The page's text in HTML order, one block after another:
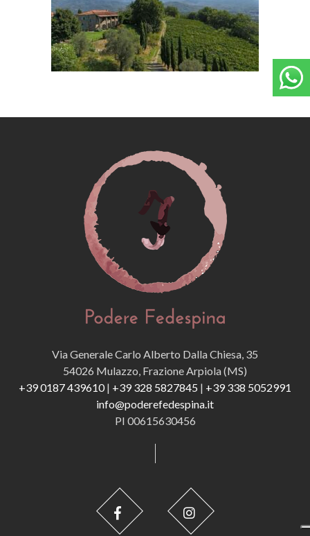
Via Generale Carlo Alberto Dalla Chiesa, 35
54026 Mulazzo, Frazione Arpiola (MS)
+39 0187 439610| +39 328 5827845 | +39 338 5052991
info@poderefedespina.it
PI 00615630456